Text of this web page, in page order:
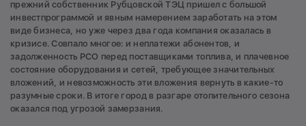
прежний собственник Рубцовской ТЭЦ пришел с большой
инвестпрограммой и явным намерением заработать на этом
виде бизнеса, но уже через два года компания оказалась в
кризисе. Совпало многое: и неплатежи абонентов, и
задолженность РСО перед поставщиками топлива, и плачевное
состояние оборудования и сетей, требующее значительных
вложений, и невозможность эти вложения вернуть в какие-то
разумные сроки. В итоге город в разгаре отопительного сезона
оказался под угрозой замерзания.